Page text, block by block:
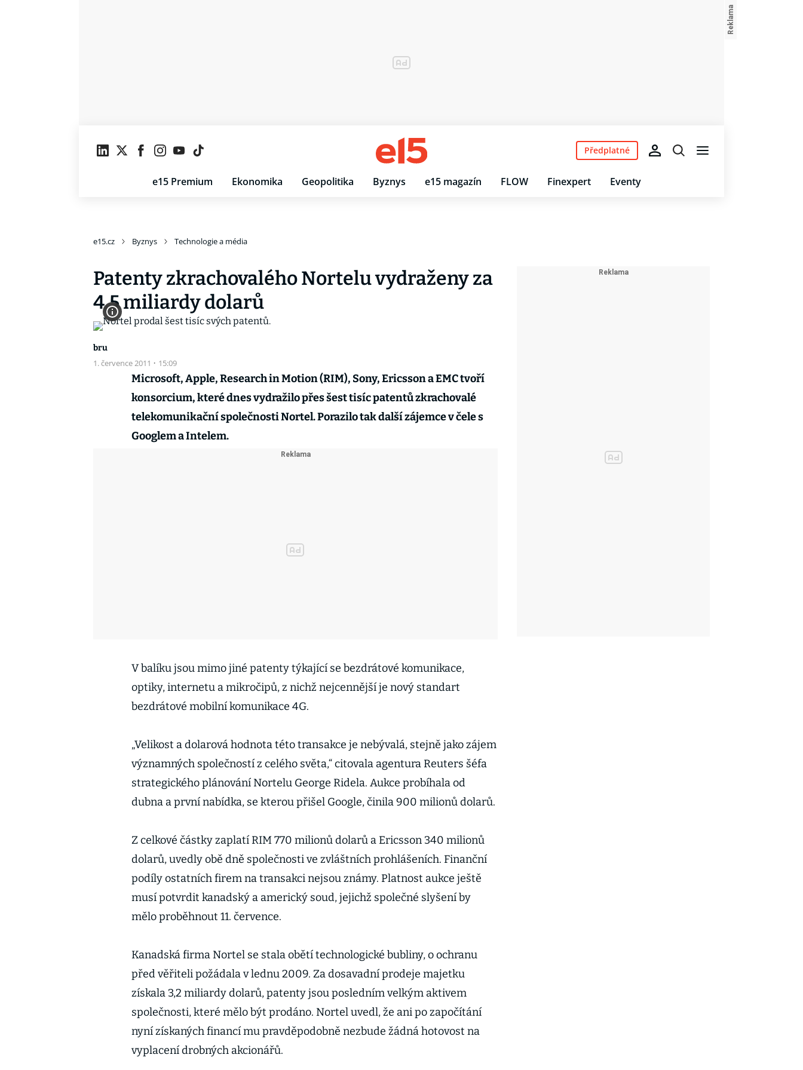
e15 Premium Ekonomika Geopolitika Byznys e15 magazín FLOW Finexpert Eventy
Předplatné
e15.cz Byznys Technologie a média
Patenty zkrachovalého Nortelu vydraženy za
4,5 miliardy dolarů
bru
1. července 2011 · 15:09
Microsoft, Apple, Research in Motion (RIM), Sony, Ericsson a EMC tvoří
konsorcium, které dnes vydražilo přes šest tisíc patentů zkrachovalé
telekomunikační společnosti Nortel. Porazilo tak další zájemce v čele s
Googlem a Intelem.
V balíku jsou mimo jiné patenty týkající se bezdrátové komunikace,
optiky, internetu a mikročipů, z nichž nejcennější je nový standart
bezdrátové mobilní komunikace 4G.
„Velikost a dolarová hodnota této transakce je nebývalá, stejně jako zájem
významných společností z celého světa,“ citovala agentura Reuters šéfa
strategického plánování Nortelu George Ridela. Aukce probíhala od
dubna a první nabídka, se kterou přišel Google, činila 900 milionů dolarů.
Z celkové částky zaplatí RIM 770 milionů dolarů a Ericsson 340 milionů
dolarů, uvedly obě dně společnosti ve zvláštních prohlášeních. Finanční
podíly ostatních firem na transakci nejsou známy. Platnost aukce ještě
musí potvrdit kanadský a americký soud, jejichž společné slyšení by
mělo proběhnout 11. července.
Kanadská firma Nortel se stala obětí technologické bubliny, o ochranu
před věřiteli požádala v lednu 2009. Za dosavadní prodeje majetku
získala 3,2 miliardy dolarů, patenty jsou posledním velkým aktivem
společnosti, které mělo být prodáno. Nortel uvedl, že ani po započítání
nyní získaných financí mu pravděpodobně nezbude žádná hotovost na
vyplacení drobných akcionářů.